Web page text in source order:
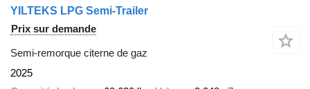
YILTEKS LPG Semi-Trailer
Prix sur demande
Semi-remorque citerne de gaz
2025